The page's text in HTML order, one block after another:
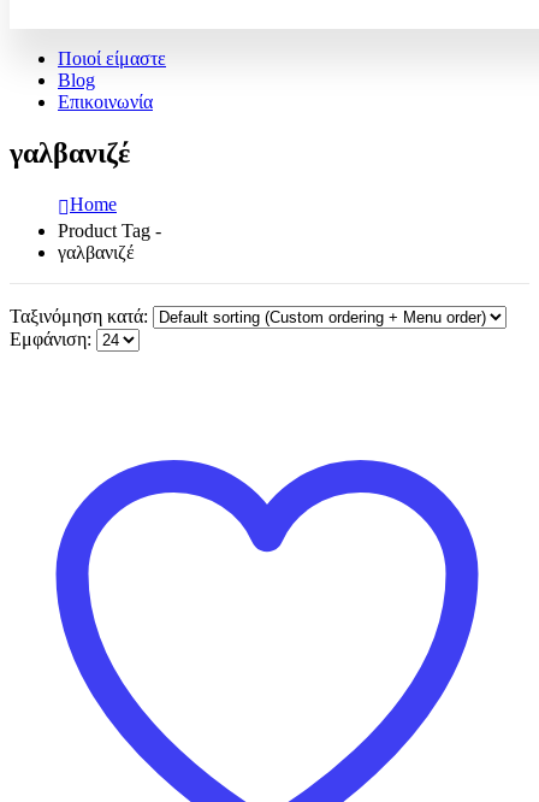
Ποιοί είμαστε
Blog
Επικοινωνία
γαλβανιζέ
Home
Product Tag -
γαλβανιζέ
Ταξινόμηση κατά:
Εμφάνιση: